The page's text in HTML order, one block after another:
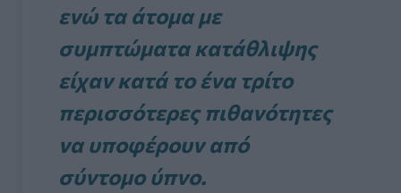
ενώ τα άτομα με
συμπτώματα κατάθλιψης
είχαν κατά το ένα τρίτο
περισσότερες πιθανότητες
να υποφέρουν από
σύντομο ύπνο.